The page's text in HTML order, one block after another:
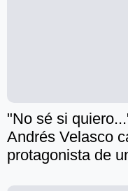
"No sé si
Andrés Velasco
protagonista de